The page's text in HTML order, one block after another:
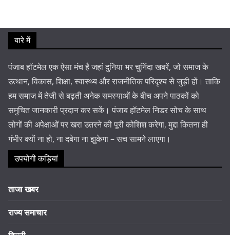
बारे में
पंजाब हॉटमेल एक ऐसा मंच है जहां दुनिया भर चुनिंदा खबरें, जो समाज के
उत्थान, विकास, शिक्षा, स्वास्थ्य और राजनीतिक परिदृश्य से जुड़ी हों। ताकि
हम समाज में तेजी से बढ़ती अनेक समस्याओं के बीच अपने पाठकों को
समुचित जानकारी प्रदान कर सकें। पंजाब हॉटमेल निडर सोच के साथ
लोगों की अपेक्षाओं पर खरा उतरने की पूरी कोशिश करेगा, मुद्दा कितना ही
गंभीर क्यों ना हो, ना दबेगा ना झुकेगा – सच सामने लाएगा।
उपयोगी कड़ियां
ताजा खबर
राज्य समाचार